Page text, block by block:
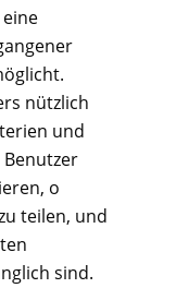
nützlich
und
o
teilen, und
sind.